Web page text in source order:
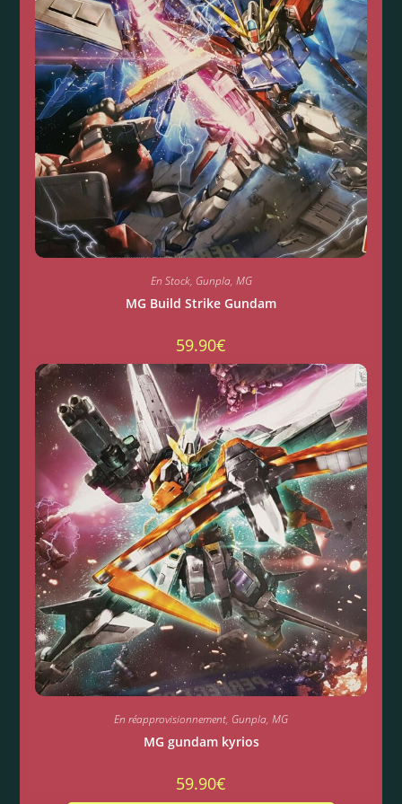
En Stock, Gunpla, MG
MG Build Strike Gundam
59.90€
En réapprovisionnement, Gunpla, MG
MG gundam kyrios
59.90€